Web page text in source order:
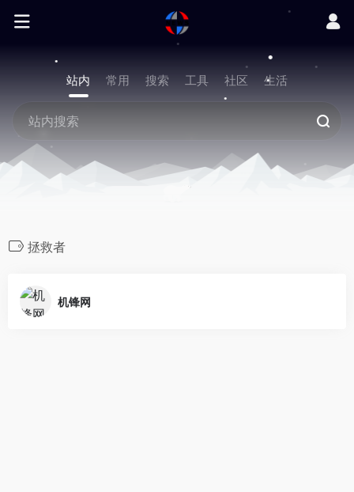
站内 常用 搜索 工具 社区 生活
拯救者
机锋网